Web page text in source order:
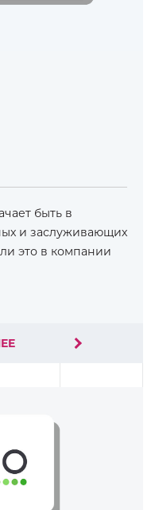
быть в
и заслуживающих
это в компании